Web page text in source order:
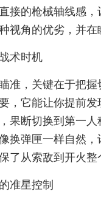
接的枪械轴线感
视角的优劣，并
术时机
准，关键在于把
，它能让你提前
果断切换到第一
换弹匣一样自然
了从索敌到开火整
准星控制